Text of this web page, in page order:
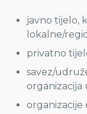
javno tijelo,
lokalne/
privatno
savez/